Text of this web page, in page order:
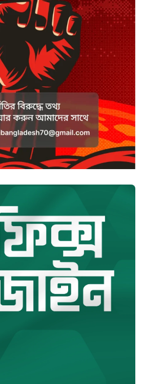
সাদা না বাদামি চিনি, কোনটি ভালো?
হাসানের ৪ উইকেটের দিনে ধুঁকছে
বাংলাদেশ